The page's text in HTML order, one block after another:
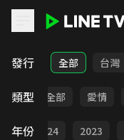
LINE TV - 電影
發行 全部 台灣
類型 全部 愛情
年份 2024 2023